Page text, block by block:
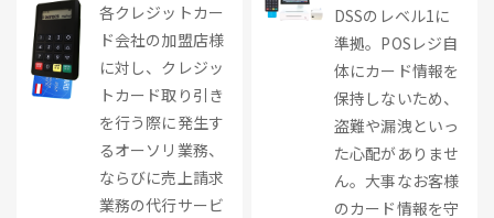
各クレジットカー
ド会社の加盟店様
に対し、クレジッ
トカード取り引き
を行う際に発生す
るオーソリ業務、
ならびに売上請求
業務の代行サービ
DSSのレベル1に
準拠。POSレジ自
体にカード情報を
保持しないため、
盗難や漏洩といっ
た心配がありませ
ん。大事なお客様
のカード情報を守